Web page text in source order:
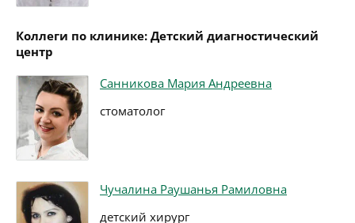
Коллеги по клинике: Детский диагностический
центр
Санникова Мария Андреевна
стоматолог
Чучалина Раушанья Рамиловна
детский хирург